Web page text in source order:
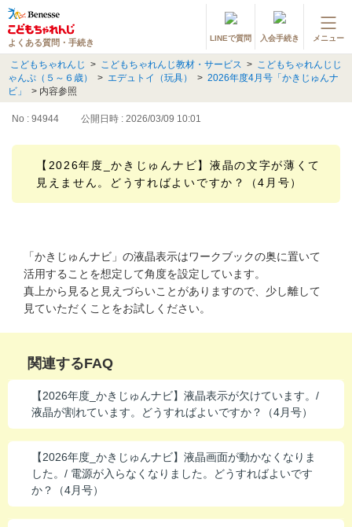
よくある質問・手続き LINEで質問 入会手続き メニュー
登録情報の変更・各種お手続き
会員ページへログイン
お客様サポート(手続き・照会)
よくある質問・お問い合わせ
カテゴリーから探す
他の講座のよくある質問・手続きはこちら
進研ゼミ 小学講座
進研ゼミ 中学講座 中高一貫
進研ゼミ 高校講座
こどもちゃれんじのご紹介はこちら
会員サイトはこちら
こどもちゃれんじ > こどもちゃれんじ教材・サービス > こどもちゃれんじじ
ゃんぷ（５～６歳）
> エデュトイ（玩具） > 2026年度4月号「かきじゅんナ
ビ」
> 内容参照
No : 94944 公開日時 : 2026/03/09 10:01
【2026年度_かきじゅんナビ】液晶の文字が薄くて
見えません。どうすればよいですか？（4月号）
「かきじゅんナビ」の液晶表示はワークブックの奥に置いて
活用することを想定して角度を設定しています。
真上から見ると見えづらいことがありますので、少し離して
見ていただくことをお試しください。
関連するFAQ
【2026年度_かきじゅんナビ】液晶表示が欠けています。/
液晶が割れています。どうすればよいですか？（4月号）
【2026年度_かきじゅんナビ】液晶画面が動かなくなりま
した。/ 電源が入らなくなりました。どうすればよいです
か？（4月号）